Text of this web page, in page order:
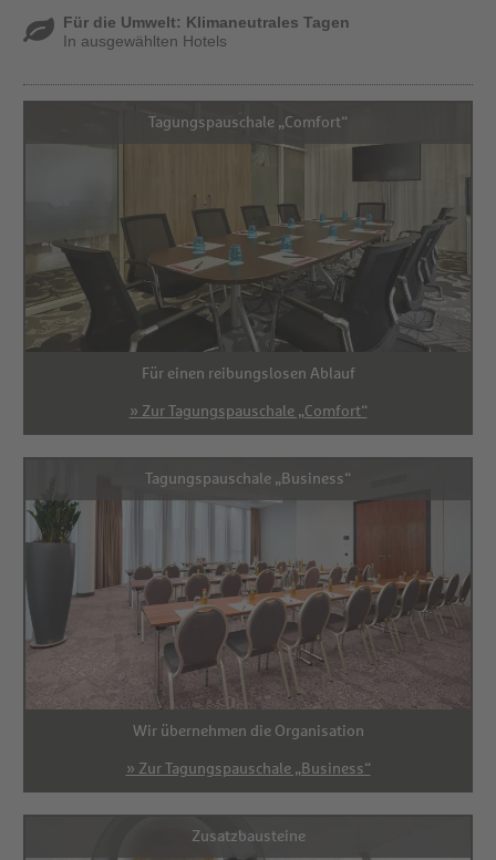
Für die Umwelt: Klimaneutrales Tagen
In ausgewählten Hotels
Tagungspauschale „Comfort“
Für einen reibungslosen Ablauf
» Zur Tagungspauschale „Comfort“
Tagungspauschale „Business“
Wir übernehmen die Organisation
» Zur Tagungspauschale „Business“
Zusatzbausteine